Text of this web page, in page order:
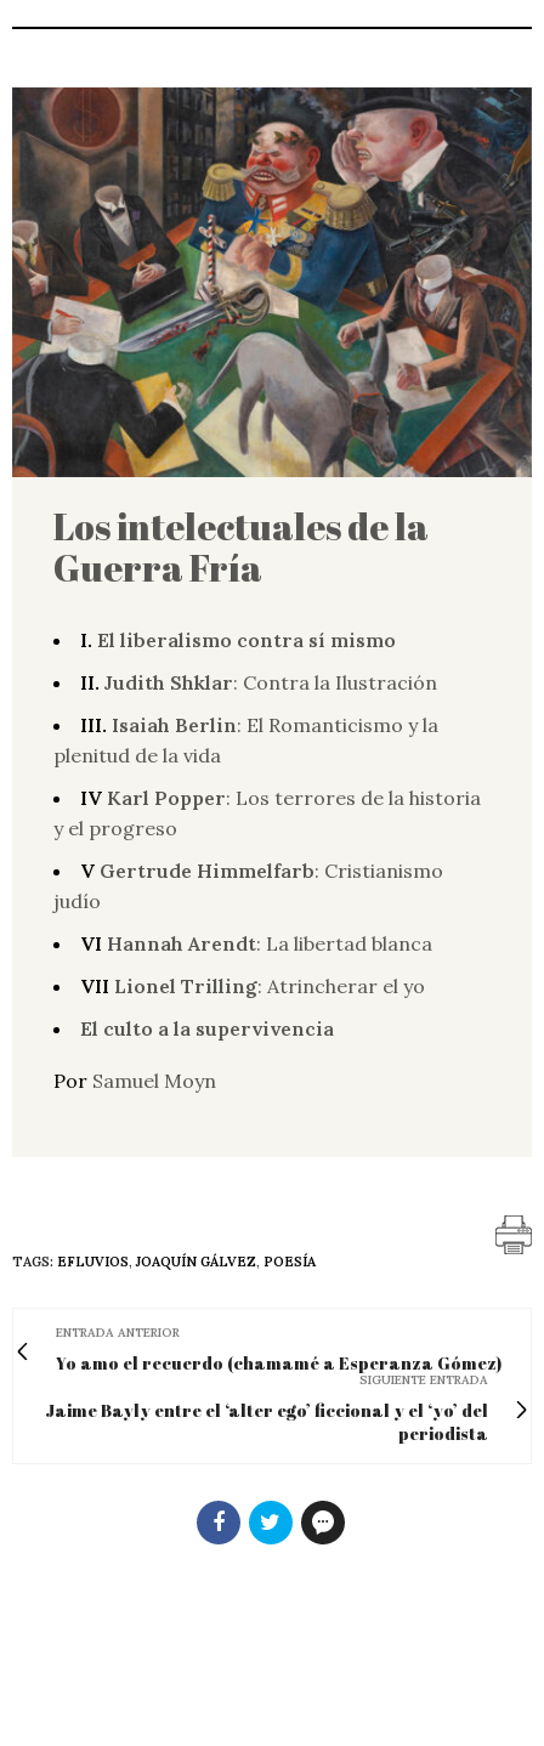
Los intelectuales de la
Guerra Fría
I. El liberalismo contra sí mismo
II. Judith Shklar: Contra la Ilustración
III. Isaiah Berlin: El Romanticismo y la
plenitud de la vida
IV Karl Popper: Los terrores de la historia
y el progreso
V Gertrude Himmelfarb: Cristianismo
judío
VI Hannah Arendt: La libertad blanca
VII Lionel Trilling: Atrincherar el yo
El culto a la supervivencia
Por Samuel Moyn
TAGS: EFLUVIOS,JOAQUÍN GÁLVEZ, POESÍA
ENTRADA ANTERIOR
Yo amo el recuerdo (chamamé a Esperanza Gómez)
SIGUIENTE ENTRADA
Jaime Bayly entre el ‘alter ego’ ficcional y el ‘yo’ del
periodista